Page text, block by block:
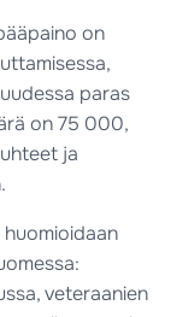
on
paras
on 75 000,
ja
veteraanien